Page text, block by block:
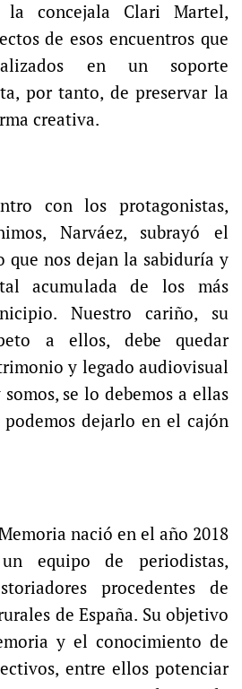
concejala Clari Martel,
de esos encuentros que
en un soporte
por tanto, de preservar la
creativa.
con los protagonistas,
Narváez, subrayó el
que nos dejan la sabiduría y
acumulada de los más
Nuestro cariño, su
a ellos, debe quedar
y legado audiovisual
se lo debemos a ellas
dejarlo en el cajón
nació en el año 2018
equipo de periodistas,
procedentes de
de España. Su objetivo
y el conocimiento de
entre ellos potenciar